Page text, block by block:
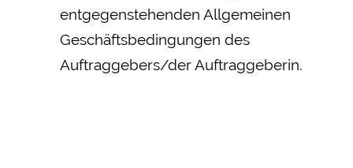
entgegenstehenden Allgemeinen
Geschäftsbedingungen des
Auftraggebers/der Auftraggeberin.